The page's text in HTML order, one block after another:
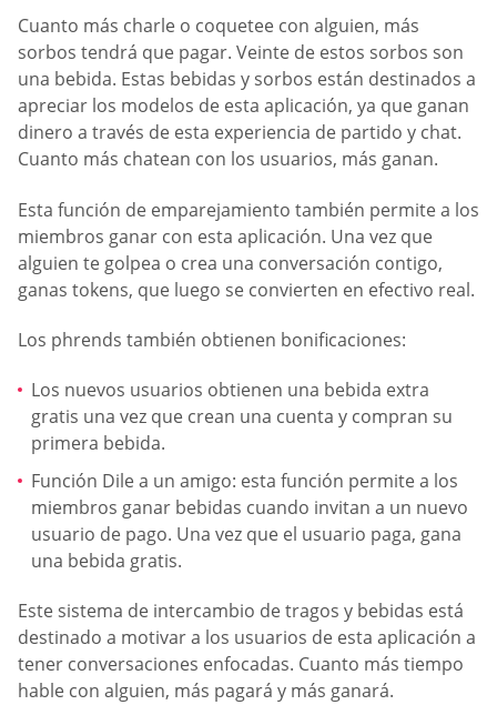
Cuanto más charle o coquetee con alguien, más
sorbos tendrá que pagar. Veinte de estos sorbos son
una bebida. Estas bebidas y sorbos están destinados a
apreciar los modelos de esta aplicación, ya que ganan
dinero a través de esta experiencia de partido y chat.
Cuanto más chatean con los usuarios, más ganan.
Esta función de emparejamiento también permite a los
miembros ganar con esta aplicación. Una vez que
alguien te golpea o crea una conversación contigo,
ganas tokens, que luego se convierten en efectivo real.
Los phrends también obtienen bonificaciones:
Los nuevos usuarios obtienen una bebida extra
gratis una vez que crean una cuenta y compran su
primera bebida.
Función Dile a un amigo: esta función permite a los
miembros ganar bebidas cuando invitan a un nuevo
usuario de pago. Una vez que el usuario paga, gana
una bebida gratis.
Este sistema de intercambio de tragos y bebidas está
destinado a motivar a los usuarios de esta aplicación a
tener conversaciones enfocadas. Cuanto más tiempo
hable con alguien, más pagará y más ganará.